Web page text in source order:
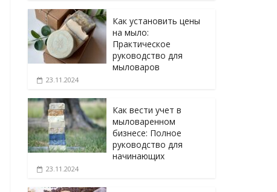
Как установить цены
на мыло:
Практическое
руководство для
мыловаров
23.11.2024
Как вести учет в
мыловаренном
бизнесе: Полное
руководство для
начинающих
23.11.2024